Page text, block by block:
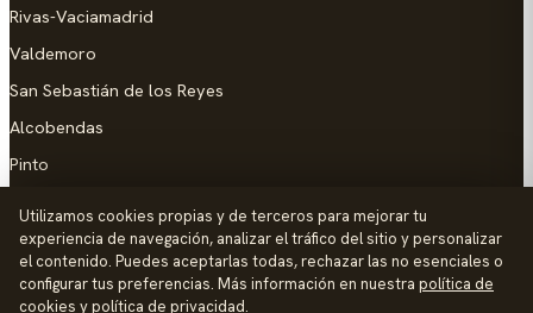
Rivas-Vaciamadrid
Valdemoro
San Sebastián de los Reyes
Alcobendas
Pinto
AYUDA
Añadir empresa
Utilizamos cookies propias y de terceros para mejorar tu
experiencia de navegación, analizar el tráfico del sitio y personalizar
el contenido. Puedes aceptarlas todas, rechazar las no esenciales o
configurar tus preferencias. Más información en nuestra política de
cookies ypolítica de privacidad.